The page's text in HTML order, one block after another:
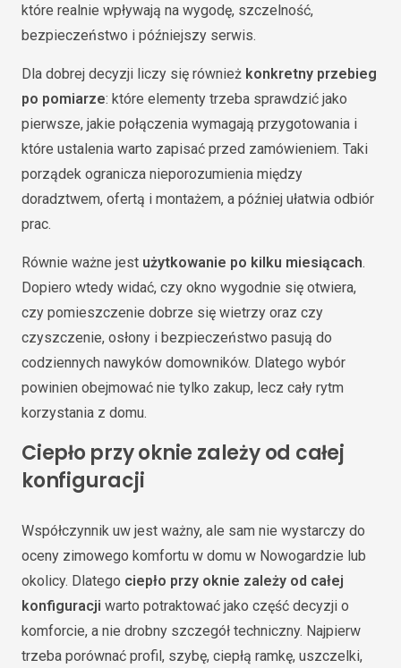
które realnie wpływają na wygodę, szczelność,
bezpieczeństwo i późniejszy serwis.
Dla dobrej decyzji liczy się również konkretny przebieg
po pomiarze: które elementy trzeba sprawdzić jako
pierwsze, jakie połączenia wymagają przygotowania i
które ustalenia warto zapisać przed zamówieniem. Taki
porządek ogranicza nieporozumienia między
doradztwem, ofertą i montażem, a później ułatwia odbiór
prac.
Równie ważne jest użytkowanie po kilku miesiącach.
Dopiero wtedy widać, czy okno wygodnie się otwiera,
czy pomieszczenie dobrze się wietrzy oraz czy
czyszczenie, osłony i bezpieczeństwo pasują do
codziennych nawyków domowników. Dlatego wybór
powinien obejmować nie tylko zakup, lecz cały rytm
korzystania z domu.
Ciepło przy oknie zależy od całej
konfiguracji
Współczynnik uw jest ważny, ale sam nie wystarczy do
oceny zimowego komfortu w domu w Nowogardzie lub
okolicy. Dlatego ciepło przy oknie zależy od całej
konfiguracji warto potraktować jako część decyzji o
komforcie, a nie drobny szczegół techniczny. Najpierw
trzeba porównać profil, szybę, ciepłą ramkę, uszczelki,